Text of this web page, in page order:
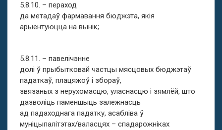
5.8.10. – пераход
да метадаў фармавання бюджэта, якія
арыентуюцца на вынік;
5.8.11. – павелічэнне
долі ў прыбытковай частцы мясцовых бюджэтаў
падаткаў, плацяжоў і збораў,
звязаных з нерухомасцю, уласнасцю і зямлёй, што
дазволіць паменшыць залежнасць
ад падаходнага падатку, асабліва ў
муніцыпалітэтах/валасцях – спадарожніках